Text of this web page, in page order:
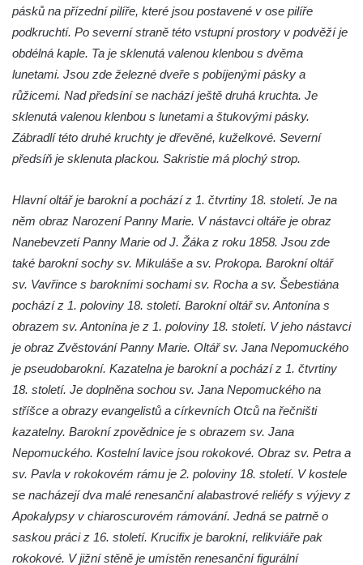
Křížová cesta Římov – XI. kaple – Ježíš
haněn a tupen
Křížová cesta Římov – X. kaple – U
Cedronu
Křížová cesta Římov – IX. kaple – U
chromého žida
Křížová cesta Římov – VIII. kaple – Kristus
svázán a ze zahrady vyhnán
Křížová cesta Římov – VII. kaple – Políbení
Jidášovo
Křížová cesta Římov – VI. kaple – Olivetská
hora (Getsemanská zahrada)
Křížová cesta Římov – V. kaple – Smutná
duše
Křížová cesta Římov – IV. kaple – Pustá ves
Křížová cesta Římov – III. kaple – Stádní
Křížová cesta Římov – II. kaple – Poslední
Křížová cesta Římov – I. kaple – Loučení
Ježíše s Pannou Marií
Márnice na hřbitově v Římově
Kaple v Horním Třeboníně
Kaple Panny Marie v Horním Třeboníně
pásků na přízední pilíře, které jsou postavené v ose pilíře
podkruchtí. Po severní straně této vstupní prostory v podvěží je
obdélná kaple. Ta je sklenutá valenou klenbou s dvěma
lunetami. Jsou zde železné dveře s pobíjenými pásky a
růžicemi. Nad předsíní se nachází ještě druhá kruchta. Je
sklenutá valenou klenbou s lunetami a štukovými pásky.
Zábradlí této druhé kruchty je dřevěné, kuželkové. Severní
předsíň je sklenuta plackou. Sakristie má plochý strop.
Hlavní oltář je barokní a pochází z 1. čtvrtiny 18. století. Je na
něm obraz Narození Panny Marie. V nástavci oltáře je obraz
Nanebevzetí Panny Marie od J. Žáka z roku 1858. Jsou zde
také barokní sochy sv. Mikuláše a sv. Prokopa. Barokní oltář
sv. Vavřince s barokními sochami sv. Rocha a sv. Šebestiána
pochází z 1. poloviny 18. století. Barokní oltář sv. Antonína s
obrazem sv. Antonína je z 1. poloviny 18. století. V jeho nástavci
je obraz Zvěstování Panny Marie. Oltář sv. Jana Nepomuckého
je pseudobarokní. Kazatelna je barokní a pochází z 1. čtvrtiny
18. století. Je doplněna sochou sv. Jana Nepomuckého na
stříšce a obrazy evangelistů a církevních Otců na řečništi
kazatelny. Barokní zpovědnice je s obrazem sv. Jana
Nepomuckého. Kostelní lavice jsou rokokové. Obraz sv. Petra a
sv. Pavla v rokokovém rámu je 2. poloviny 18. století. V kostele
se nacházejí dva malé renesanční alabastrové reliéfy s výjevy z
Apokalypsy v chiaroscurovém rámování. Jedná se patrně o
saskou práci z 16. století. Krucifix je barokní, relikviáře pak
rokokové. V jižní stěně je umístěn renesanční figurální